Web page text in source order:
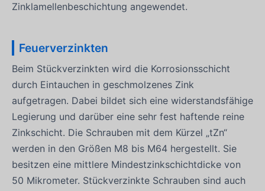
Zinklamellenbeschichtung angewendet.
Feuerverzinkten
Beim Stückverzinkten wird die Korrosionsschicht
durch Eintauchen in geschmolzenes Zink
aufgetragen. Dabei bildet sich eine widerstandsfähige
Legierung und darüber eine sehr fest haftende reine
Zinkschicht. Die Schrauben mit dem Kürzel „tZn“
werden in den Größen M8 bis M64 hergestellt. Sie
besitzen eine mittlere Mindestzinkschichtdicke von
50 Mikrometer. Stückverzinkte Schrauben sind auch